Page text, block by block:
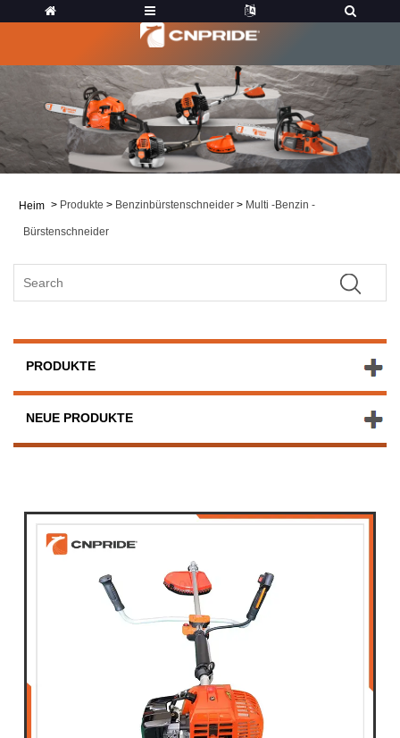
Heim > Produkte > Benzinbürstenschneider > Multi -Benzin -
Bürstenschneider
PRODUKTE
NEUE PRODUKTE